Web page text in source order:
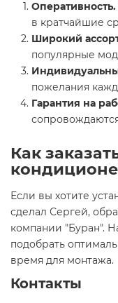
Оперативность.
в кратчайшие
Широкий
популярные
пожелания
Гарантия на
Как
Если вы хотите
сделал Сергей,
компании "Буран".
подобрать
время для монтажа.
Контакты